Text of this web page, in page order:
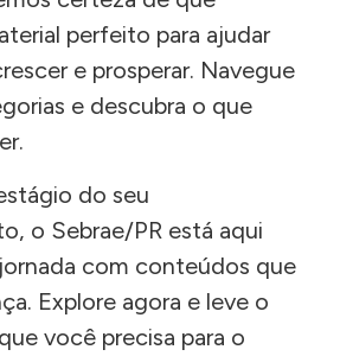
perfeito para ajudar
e prosperar. Navegue
e descubra o que
do seu
o Sebrae/PR está aqui
com conteúdos que
Explore agora e leve o
você precisa para o